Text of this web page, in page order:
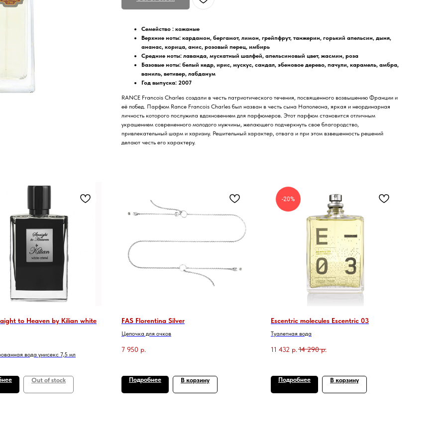
Семейство : кожаные
Верхние ноты: кардамон, бергамот, лимон, грейпфрут, танжерин, горький апельсин, дыня,
ананас, корица, анис, розовый перец, имбирь
Средние ноты: лаванда, мускатный шалфей, апельсиновый цвет, жасмин, роза
Базовые ноты: белый кедр, ирис, мускус, сандал, эбеновое дерево, пачули, карамель, амбра,
ваниль, ветивер, лабданум
Год выпуска: 2007
RANCE Francois Charles создали в честь патриотического течения, посвященного возвышению Франции и
её побед. Парфюм Rance Francois Charles был назван в честь сына Наполеона, яркая и неординарная
личность которого послужила вдохновением для парфюмеров. Этот парфюм становится отличным
украшением современного молодого мужчины, желающего подчеркнуть свое благородство,
привлекательный шарм и харизму. Решительный характер, отвага и при этом взвешенность решений
делают честь его характеру.
to Heaven by Kilian white
вода унисекс 7,5 мл
Out of stock
FAS Florentina Silver
Цепочка для очков
7 950 р.
Подробнее В корзину
-20%
Escentric molecules Escentric 03
Туалетная вода
11 432 р.14 290 р.
Подробнее В корзину